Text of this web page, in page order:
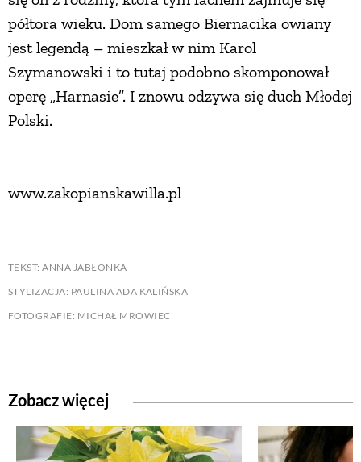
półtora wieku. Dom samego Biernacika owiany
jest legendą – mieszkał w nim Karol
Szymanowski i to tutaj podobno skomponował
operę „Harnasie”. I znowu odzywa się duch Młodej
Polski.
www.zakopianskawilla.pl
TEKST: ANNA JABŁONKA
STYLIZACJA: PAULINA ADA KALIŃSKA
FOTOGRAFIE: MICHAŁ MROWIEC
Zobacz więcej